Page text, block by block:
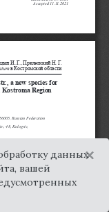
данных
вашей
×